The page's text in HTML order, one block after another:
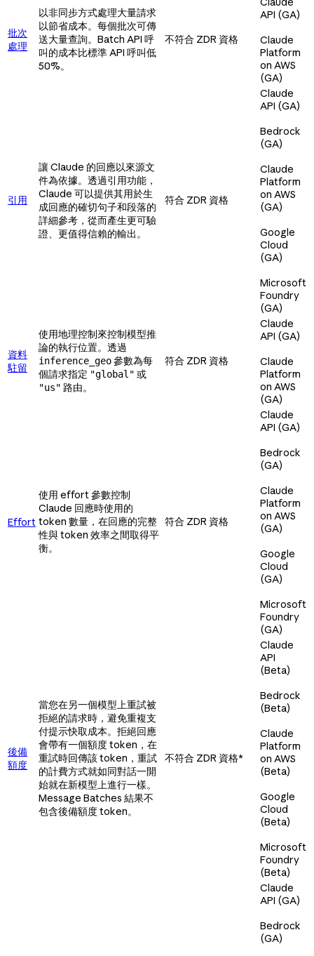
批次
處理
以非同步方式處理大量請求
以節省成本。每個批次可傳
送大量查詢。Batch API 呼
叫的成本比標準 API 呼叫低
50%。
不符合 ZDR 資格
API (GA)
Claude
Platform
on AWS
(GA)
引用
讓 Claude 的回應以來源文
件為依據。透過引用功能，
Claude 可以提供其用於生
成回應的確切句子和段落的
詳細參考，從而產生更可驗
證、更值得信賴的輸出。
符合 ZDR 資格
Claude
API (GA)
Bedrock
(GA)
Claude
Platform
on AWS
(GA)
Google
Cloud
(GA)
Microsoft
Foundry
(GA)
資料
駐留
使用地理控制來控制模型推
論的執行位置。透過
inference_geo參數為每
個請求指定 "global" 或
"us" 路由。
符合 ZDR 資格
Claude
API (GA)
Claude
Platform
on AWS
(GA)
Effort
使用 effort 參數控制
Claude 回應時使用的
token 數量，在回應的完整
性與 token 效率之間取得平
衡。
符合 ZDR 資格
Claude
API (GA)
Bedrock
(GA)
Claude
Platform
on AWS
(GA)
Google
Cloud
(GA)
Microsoft
Foundry
(GA)
後備
額度
當您在另一個模型上重試被
拒絕的請求時，避免重複支
付提示快取成本。拒絕回應
會帶有一個額度 token，在
重試時回傳該 token，重試
的計費方式就如同對話一開
始就在新模型上進行一樣。
Message Batches 結果不
包含後備額度 token。
不符合 ZDR 資格*
Claude
API
(Beta)
Bedrock
(Beta)
Claude
Platform
on AWS
(Beta)
Google
Cloud
(Beta)
Microsoft
Foundry
(Beta)
Claude
API (GA)
Bedrock
(GA)